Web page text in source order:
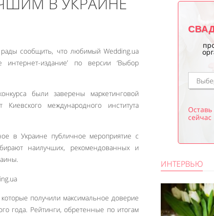
рады сообщить, что любимый Wedding.ua
издание’ по версии ‘Выбор
были заверены маркетинговой
международного института
в Украине публичное мероприятие с
наилучших, рекомендованных и
получили максимальное доверие
года. Рейтинги, обретенные по итогам
сейчас
ИНТЕРВЬЮ